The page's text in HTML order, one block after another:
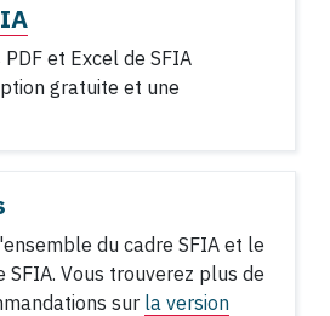
et Excel de SFIA
gratuite et une
du cadre SFIA et le
Vous trouverez plus de
sur la version